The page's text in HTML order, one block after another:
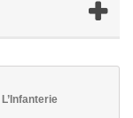
L’Infanterie